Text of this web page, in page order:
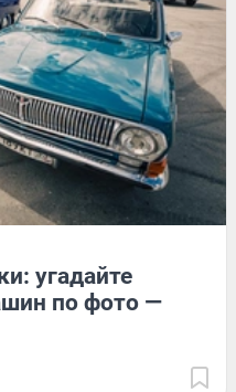
угадайте
по фото —